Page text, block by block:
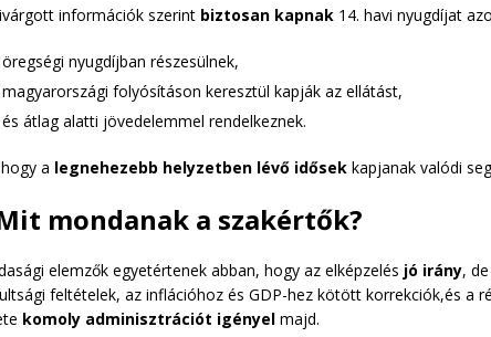
információk szerint biztosan kapnak 14. havi nyugdíjat
öregségi nyugdíjban részesülnek,
magyarországi folyósításon keresztül kapják az ellátást,
és átlag alatti jövedelemmel rendelkeznek.
a legnehezebb helyzetben lévő idősek kapjanak valódi
mondanak a szakértők?
elemzők egyetértenek abban, hogy az elképzelés jó irány,
feltételek, az inflációhoz és GDP-hez kötött korrekciók,és a
komoly adminisztrációt igényel majd.